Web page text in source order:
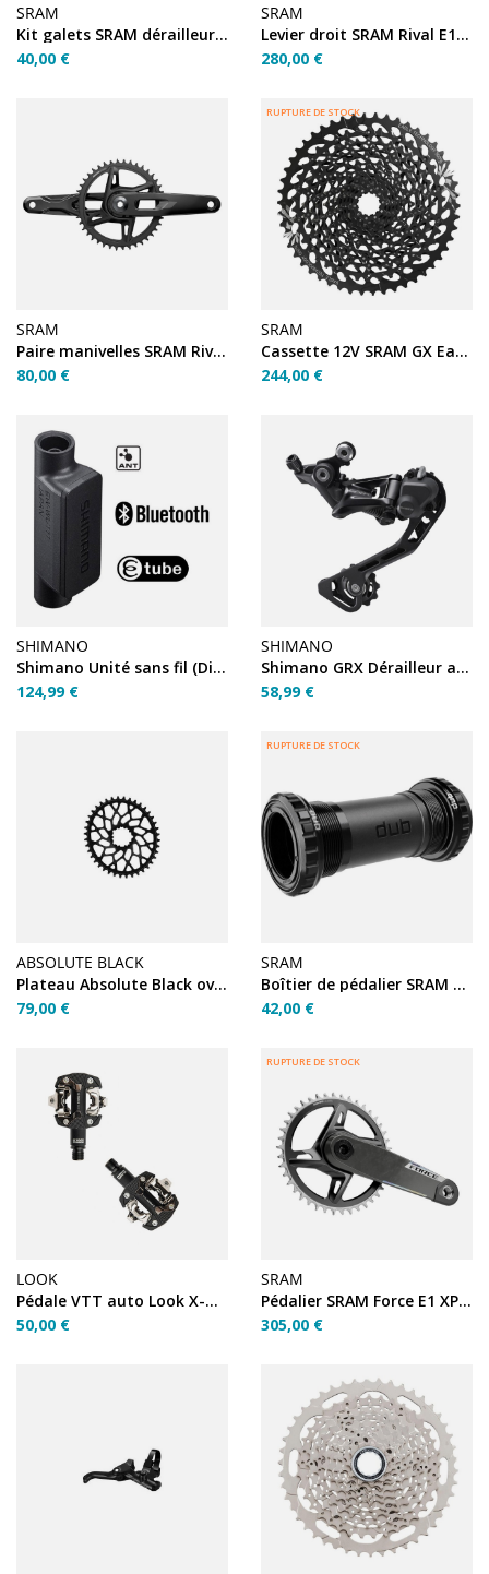
SRAM
Kit galets SRAM dérailleur Sync GX B1/B2 Eagle 12V
40,00 €
SRAM
Levier droit SRAM Rival E1 (durite 1800 mm)
280,00 €
SRAM
Paire manivelles SRAM Rival E1 XPLR DUB Wide 170mm
80,00 €
RUPTURE DE STOCK
SRAM
Cassette 12V SRAM GX Eagle XG-1275 10-50
244,00 €
SHIMANO
Shimano Unité sans fil (Di2 spec.) EW-WU111
124,99 €
SHIMANO
Shimano GRX Dérailleur arrière RD-RX400 10 vitesses
58,99 €
ABSOLUTE BLACK
Plateau Absolute Black ovale 42 dents SRAM 1x11
79,00 €
RUPTURE DE STOCK
SRAM
Boîtier de pédalier SRAM DUB BSA Road Wide
42,00 €
LOOK
Pédale VTT auto Look X-Track Gravel Gris Foncé (PR)
50,00 €
RUPTURE DE STOCK
SRAM
Pédalier SRAM Force E1 XPLR 1X DUB Wide 165mm 42T
305,00 €